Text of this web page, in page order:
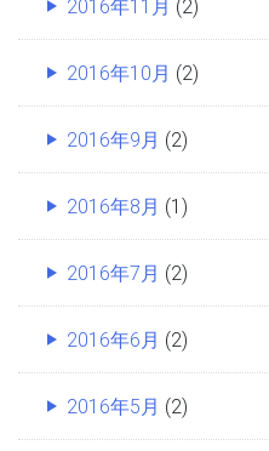
2016年11月 (2)
2016年10月 (2)
2016年9月 (2)
2016年8月 (1)
2016年7月 (2)
2016年6月 (2)
2016年5月 (2)